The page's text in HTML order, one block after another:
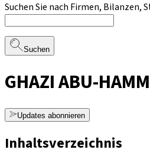
Suchen Sie nach Firmen,
Suchen
GHAZI ABU-
Updates abonnieren
Inhaltsverzeichnis